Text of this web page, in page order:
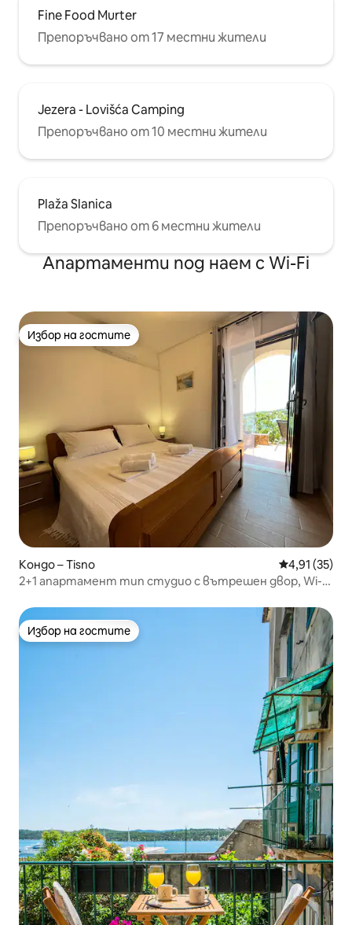
Fine Food Murter
Препоръчвано от 17 местни жители
Jezera - Lovišća Camping
Препоръчвано от 10 местни жители
Plaža Slanica
Препоръчвано от 6 местни жители
Апартаменти под наем с Wi-Fi
Избор на гостите
Избор на гостите
Кондо – Tisno Средна
4,91 (35)
2+1 апартамент тип студио с вътрешен двор, Wi-
Избор на гостите
Избор на гостите